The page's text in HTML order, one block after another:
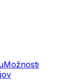
Možnosti